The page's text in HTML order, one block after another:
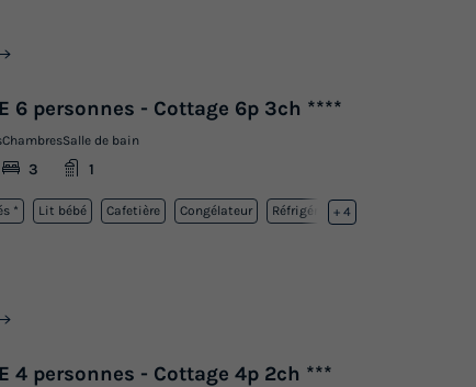
6 personnes - Cottage 6p 3ch ****
Chambres
3
Salle de bain
1
* Lit bébé Cafetière Congélateur Réfrigérateur
+ 4
4 personnes - Cottage 4p 2ch ***